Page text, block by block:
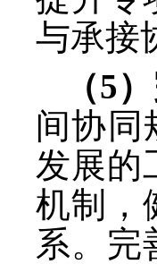
与承接
（5
间协同
发展的
机制，
系。完